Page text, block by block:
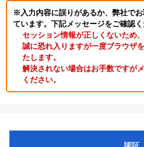
※入力内容に誤りがあるか、弊社で
ています。下記メッセージをご確認く
セッション情報が正しくないため
誠に恐れ入りますが一度ブラウザ
たします。
解決されない場合はお手数ですが
ください。